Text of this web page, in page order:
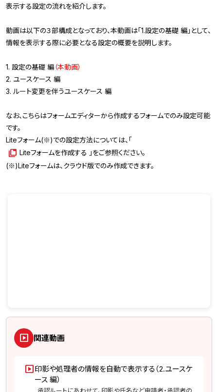
表示する設定の流れを紹介します。
動画は以下の３部構成となっており、本動画は「1.設定の基礎 編」として、
情報を表示する際に必要となる設定の概要を説明します。
1. 設定の基礎 編 （本動画）
2. ユースケース 編
3. ルート変更を伴うユースケース 編
なお、こちらはフォームエディターから作成するフォームでのみ設定可能
です。
Liteフォーム(※)での設定方法については、「
Liteフォームを作成する 」をご参照ください。
(※)Liteフォームは、クラウド版でのみ作成できます。
関連動画
slideshow
slideshow印影や処理者の情報を自動で表示する（2.ユースケ
ース 編）